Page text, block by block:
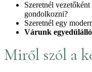
Szeretnél
gondolkozni?
Szeretnél egy
Várunk
Miről szól a